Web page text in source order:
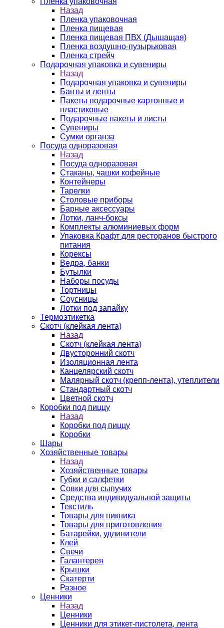
Назад
Пленка упаковочная
Пленка пищевая
Пленка пищевая ПВХ (Дышащая)
Пленка воздушно-пузырьковая
Пленка стрейч
Подарочная упаковка и сувениры
Назад
Подарочная упаковка и сувениры
Банты и ленты
Пакеты подарочные картонные и
пластиковые
Подарочные пакеты и листы
Сувениры
Сумки органза
Посуда одноразовая
Назад
Посуда одноразовая
Стаканы, чашки кофейные
Контейнеры
Тарелки
Столовые приборы
Барные аксессуары
Лотки, ланч-боксы
Комплекты алюминиевых форм
Упаковка Крафт для ресторанов быстрого
питания
Корексы
Ведра, банки
Бутылки
Наборы посуды
Тортницы
Соусницы
Лотки под запайку
Термоэтикетка
Скотч (клейкая лента)
Назад
Скотч (клейкая лента)
Двусторонний скотч
Изоляционная лента
Канцелярский скотч
Малярный скотч (крепп-лента), утеплители
Стандартный скотч
Цветной скотч
Коробки под пиццу
Назад
Коробки под пиццу
Коробки
Шары
Хозяйственные товары
Назад
Хозяйственные товары
Губки и салфетки
Совки для сыпучих
Средства индивидуальной защиты
Текстиль
Товары для пикника
Товары для приготовления
Батарейки, удлинители
Клей
Свечи
Галантерея
Крышки
Скатерти
Разное
Ценники
Назад
Ценники
Ценники для этикет-пистолета, лента